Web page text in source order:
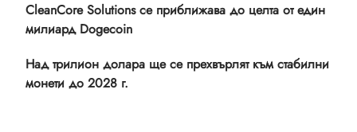
CleanCore Solutions се приближава до целта от един
милиард Dogecoin
Над трилион долара ще се прехвърлят към стабилни
монети до 2028 г.